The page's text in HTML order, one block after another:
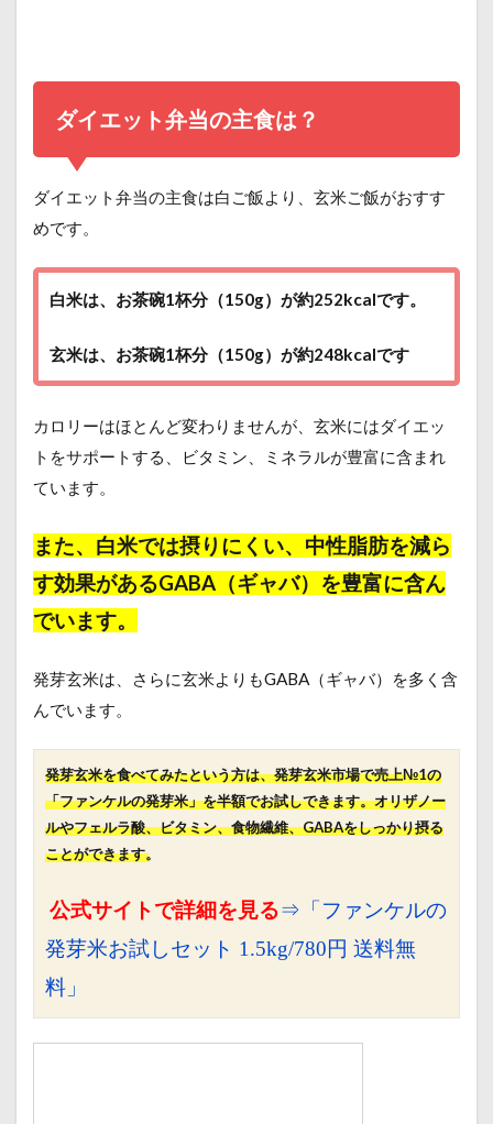
ダイエット弁当の主食は？
ダイエット弁当の主食は白ご飯より、玄米ご飯がおすす
めです。
白米は、お茶碗1杯分（150g）が約252kcalです。
玄米は、お茶碗1杯分（150g）が約248kcalです
カロリーはほとんど変わりませんが、玄米にはダイエッ
トをサポートする、ビタミン、ミネラルが豊富に含まれ
ています。
また、白米では摂りにくい、中性脂肪を減ら
す効果があるGABA（ギャバ）を豊富に含ん
でいます。
発芽玄米は、さらに玄米よりもGABA（ギャバ）を多く含
んでいます。
発芽玄米を食べてみたという方は、発芽玄米市場で売上№1の
「ファンケルの発芽米」を半額でお試しできます。オリザノー
ルやフェルラ酸、ビタミン、食物繊維、GABAをしっかり摂る
ことができます。
公式サイトで詳細を見る⇒「ファンケルの
発芽米お試しセット 1.5kg/780円 送料無
料」